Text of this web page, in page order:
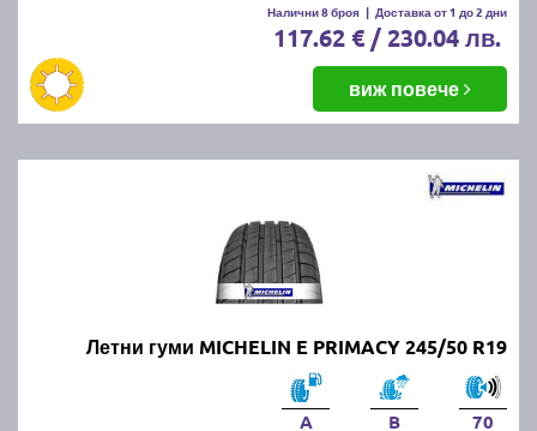
Налични 8 броя | Доставка от 1 до 2 дни
117.62 € / 230.04 лв.
виж повече
Летни гуми MICHELIN E PRIMACY 245/50 R19
A B 70